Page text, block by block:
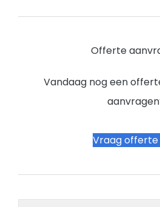
Offerte
Vandaag nog een
Vraag offerte